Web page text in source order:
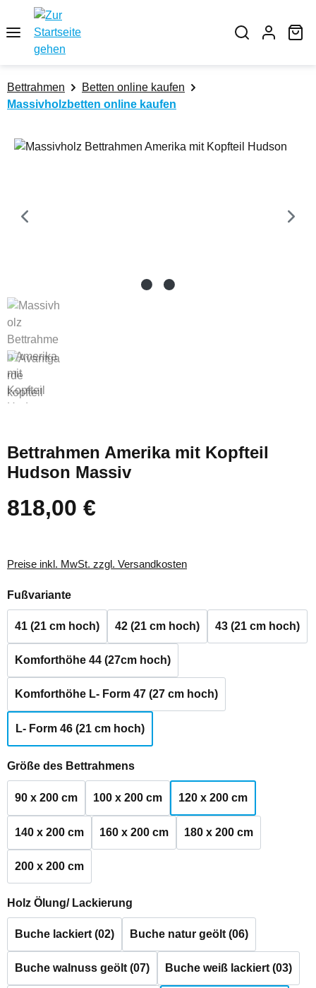
Zum Hauptinhalt springen
Bettrahmen
Betten online kaufen
Massivholzbetten online kaufen
Bildergalerie überspringen
Bettrahmen Amerika mit Kopfteil
Hudson Massiv
Regulärer Preis:
818,00 €
Preise inkl. MwSt. zzgl. Versandkosten
Fußvarianteauswählen
41 (21 cm hoch) 42 (21 cm hoch) 43 (21 cm hoch)
Komforthöhe 44 (27cm hoch)
Komforthöhe L- Form 47 (27 cm hoch)
L- Form 46 (21 cm hoch)
Größe des Bettrahmensauswählen
90 x 200 cm 100 x 200 cm 120 x 200 cm
140 x 200 cm 160 x 200 cm 180 x 200 cm
200 x 200 cm
Holz Ölung/ Lackierung
Buche lackiert (02) Buche natur geölt (06)
Buche walnuss geölt (07) Buche weiß lackiert (03)